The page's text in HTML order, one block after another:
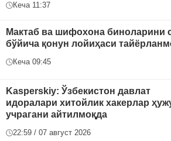
Кеча 11:37
Мактаб ва шифохона биноларини
бўйича қонун лойиҳаси
Кеча 09:45
Kasperskiy: Ўзбекистон давлат
идоралари хитойлик хакерлар
учрагани айтилмоқда
22:59 / 07 август 2026